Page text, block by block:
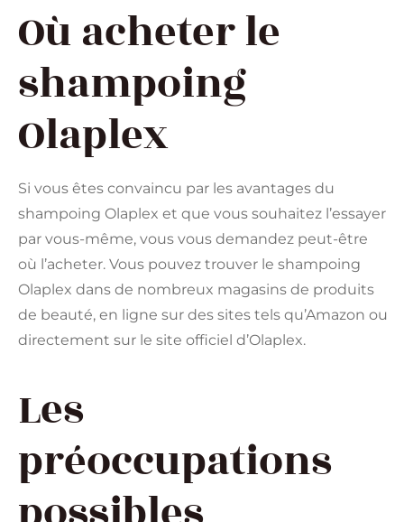
Où acheter le
shampoing
Olaplex
Si vous êtes convaincu par les avantages du
shampoing Olaplex et que vous souhaitez l’essayer
par vous-même, vous vous demandez peut-être
où l’acheter. Vous pouvez trouver le shampoing
Olaplex dans de nombreux magasins de produits
de beauté, en ligne sur des sites tels qu’Amazon ou
directement sur le site officiel d’Olaplex.
Les
préoccupations